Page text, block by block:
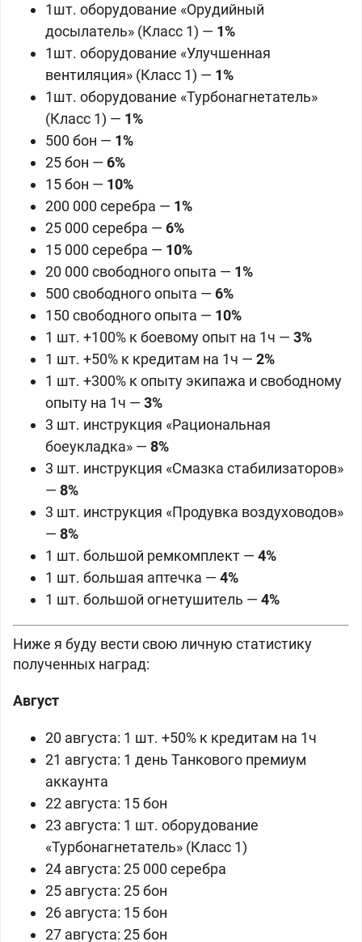
1шт. оборудование «Орудийный
досылатель» (Класс 1) — 1%
1шт. оборудование «Улучшенная
вентиляция» (Класс 1) — 1%
1шт. оборудование «Турбонагнетатель»
(Класс 1) — 1%
500 бон — 1%
25 бон — 6%
15 бон — 10%
200 000 серебра — 1%
25 000 серебра — 6%
15 000 серебра — 10%
20 000 свободного опыта — 1%
500 свободного опыта — 6%
150 свободного опыта — 10%
1 шт. +100% к боевому опыт на 1ч — 3%
1 шт. +50% к кредитам на 1ч — 2%
1 шт. +300% к опыту экипажа и свободному
опыту на 1ч — 3%
3 шт. инструкция «Рациональная
боеукладка» — 8%
3 шт. инструкция «Смазка стабилизаторов»
— 8%
3 шт. инструкция «Продувка воздуховодов»
— 8%
1 шт. большой ремкомплект — 4%
1 шт. большая аптечка — 4%
1 шт. большой огнетушитель — 4%
Ниже я буду вести свою личную статистику
полученных наград:
Август
20 августа: 1 шт. +50% к кредитам на 1ч
21 августа: 1 день Танкового премиум
аккаунта
22 августа: 15 бон
23 августа: 1 шт. оборудование
«Турбонагнетатель» (Класс 1)
24 августа: 25 000 серебра
25 августа: 25 бон
26 августа: 15 бон
27 августа: 25 бон